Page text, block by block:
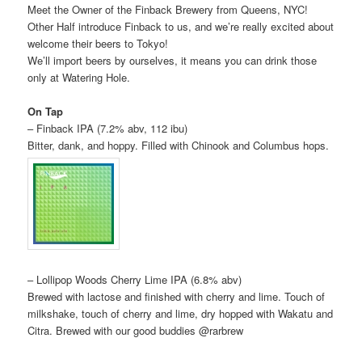
Meet the Owner of the Finback Brewery from Queens, NYC!
Other Half introduce Finback to us, and we’re really excited about
welcome their beers to Tokyo!
We’ll import beers by ourselves, it means you can drink those
only at Watering Hole.
On Tap
– Finback IPA (7.2% abv, 112 ibu)
Bitter, dank, and hoppy. Filled with Chinook and Columbus hops.
– Lollipop Woods Cherry Lime IPA (6.8% abv)
Brewed with lactose and finished with cherry and lime. Touch of
milkshake, touch of cherry and lime, dry hopped with Wakatu and
Citra. Brewed with our good buddies @rarbrew